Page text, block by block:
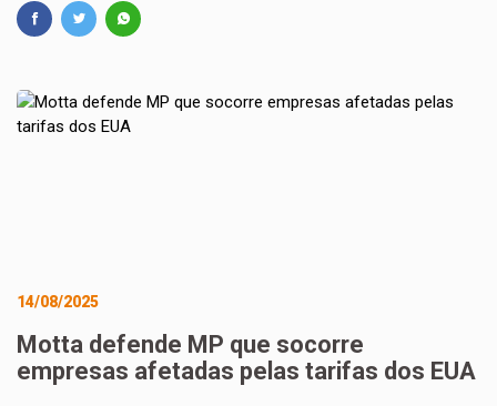
14/08/2025
Motta defende MP que socorre
empresas afetadas pelas tarifas dos EUA